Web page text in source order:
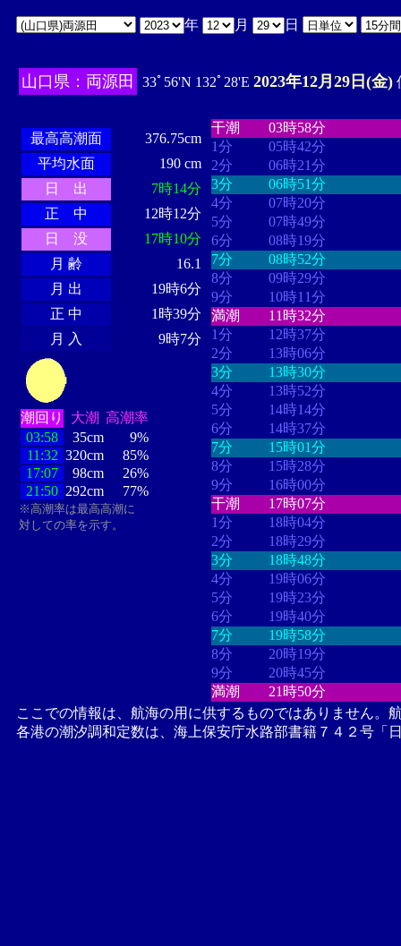
年 月 日
山口県：両源田 33ﾟ56'N 132ﾟ28'E 2023年12月29日(金)
最高高潮面
376.75cm
平均水面
190 cm
日 出
7時14分
正 中
12時12分
日 没
17時10分
月 齢
16.1
月 出
19時6分
正 中
1時39分
月 入
9時7分
潮回り 大潮 高潮率
03:58
35cm
9%
11:32 320cm
85%
17:07
98cm
26%
21:50 292cm 77%
※高潮率は最高高潮に
対しての率を示す。
干潮
03時58分
1分
05時42分
2分
06時21分
3分
06時51分
4分
07時20分
5分
07時49分
6分
08時19分
7分
08時52分
8分
09時29分
9分
10時11分
満潮
11時32分
1分
12時37分
2分
13時06分
3分
13時30分
4分
13時52分
5分
14時14分
6分
14時37分
7分
15時01分
8分
15時28分
9分
16時00分
干潮
17時07分
1分
18時04分
2分
18時29分
3分
18時48分
4分
19時06分
5分
19時23分
6分
19時40分
7分
19時58分
8分
20時19分
9分
20時45分
満潮
21時50分
ここでの情報は、航海の用に供するものではありません。
各港の潮汐調和定数は、海上保安庁水路部書籍７４２号「